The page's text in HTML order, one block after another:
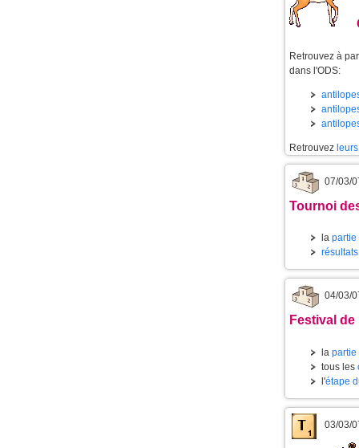
Retrouvez à
dans l'ODS:
Retrouvez
07/03/
Tournoi
la partie
04/03/
Festival
la partie
tous les
l'étape
03/03/